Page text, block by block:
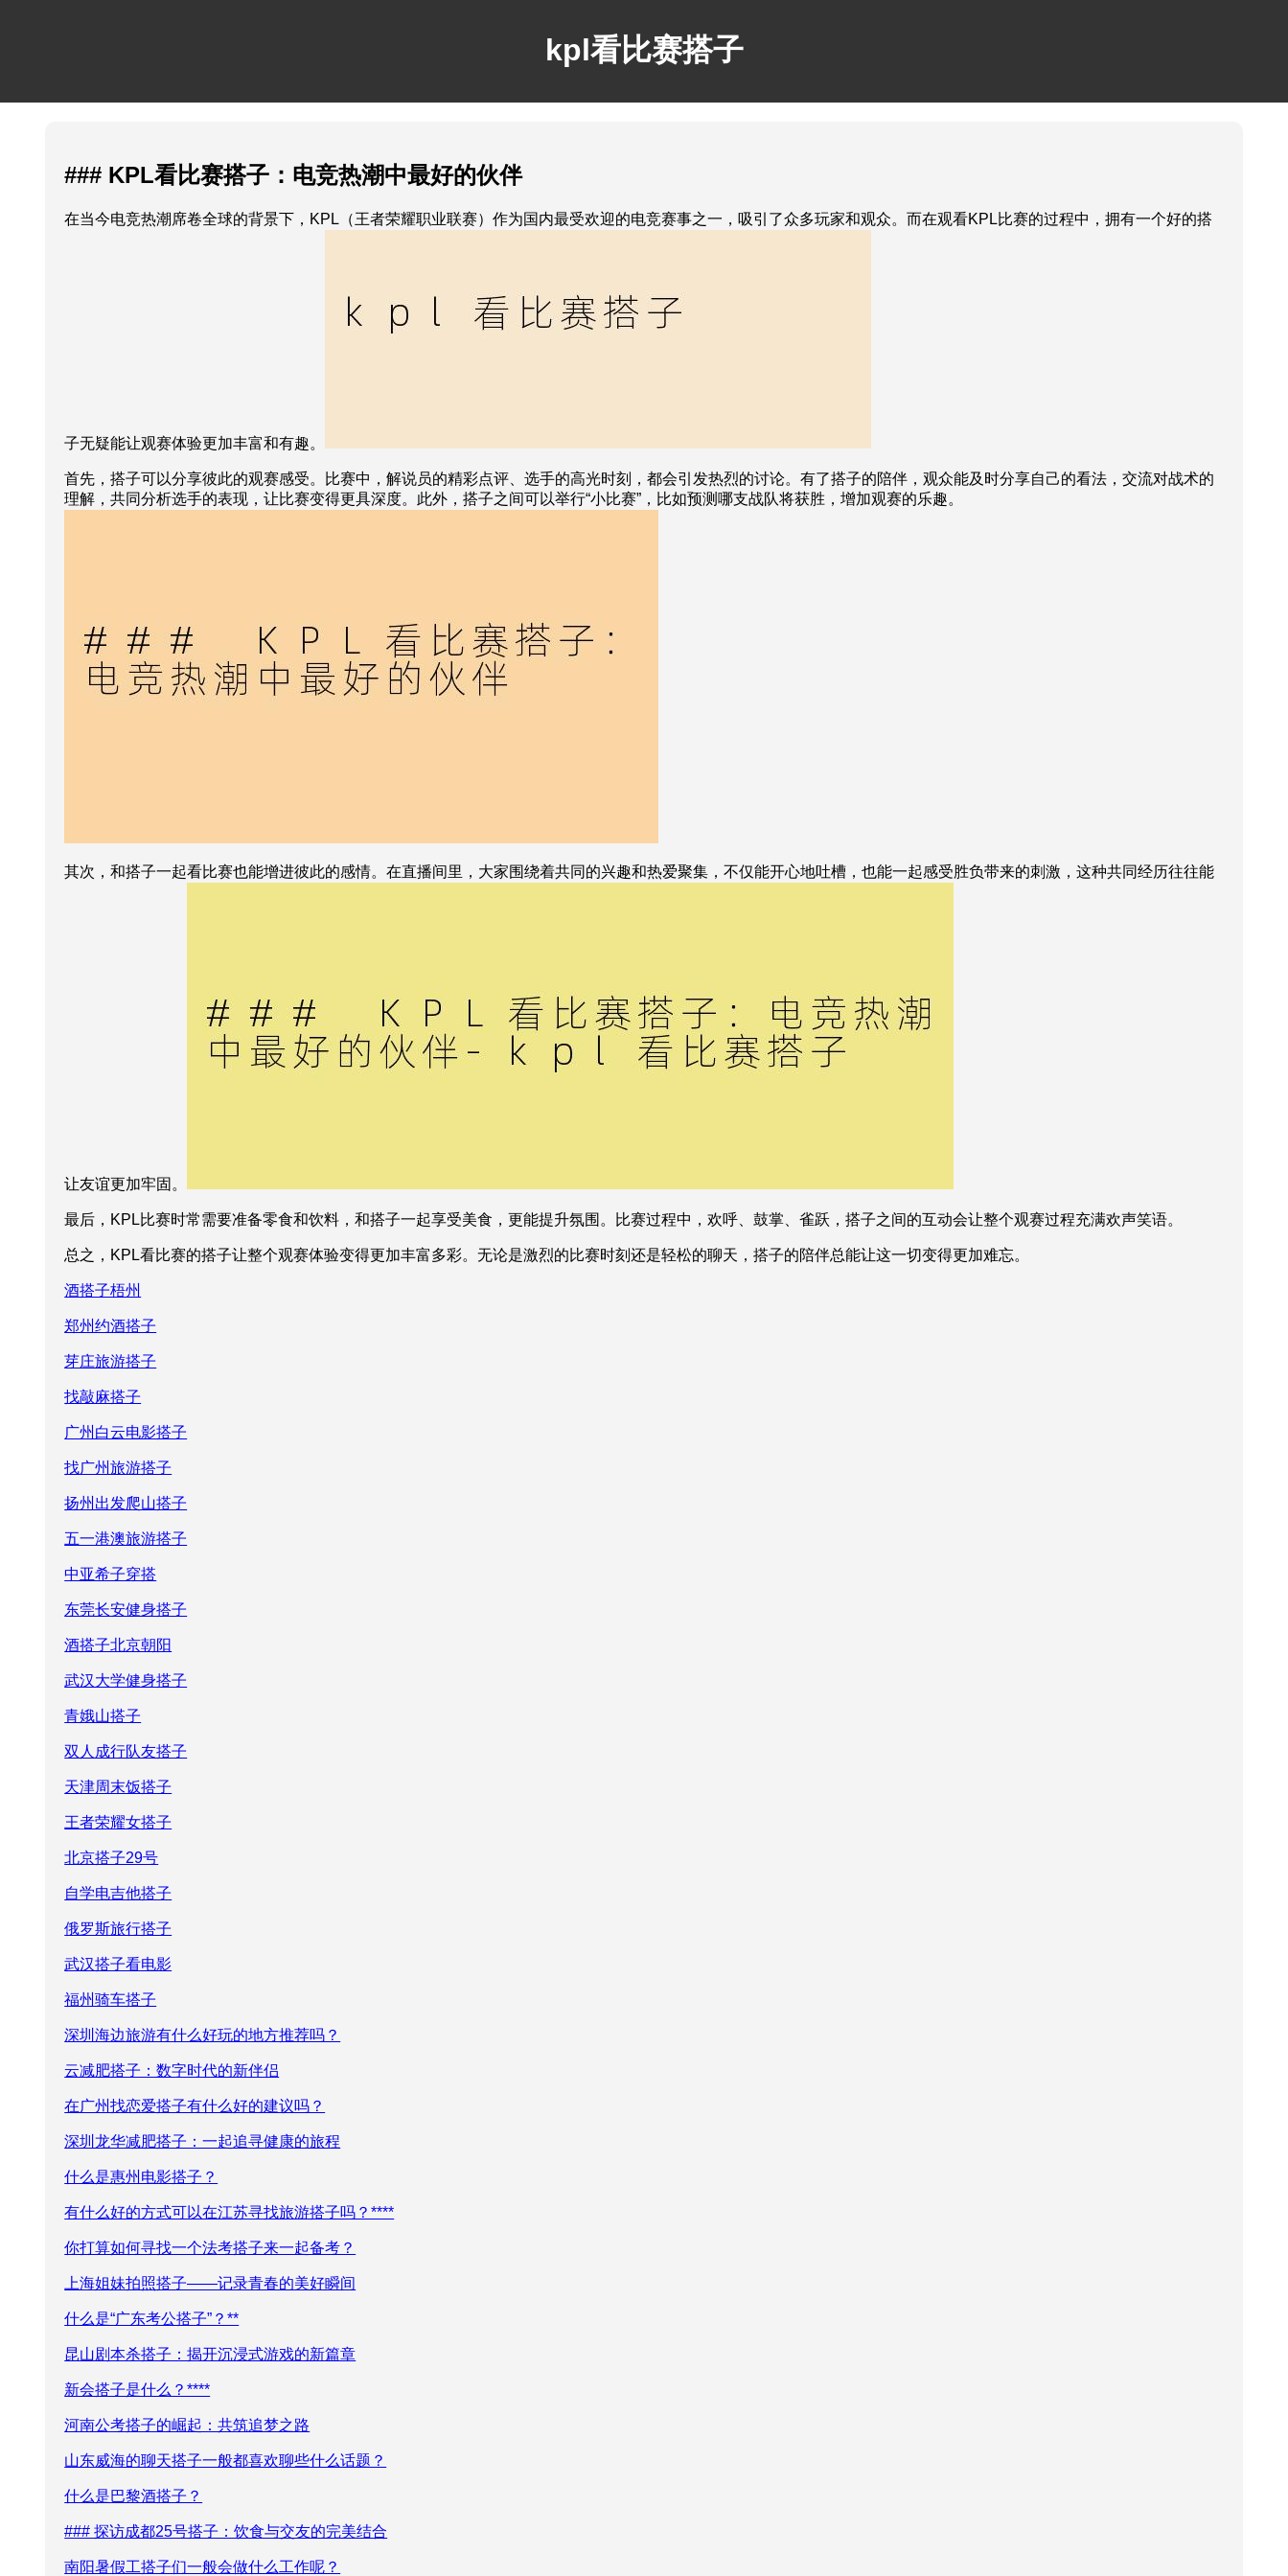
kpl看比赛搭子
### KPL看比赛搭子：电竞热潮中最好的伙伴
在当今电竞热潮席卷全球的背景下，KPL（王者荣耀职业联赛）作为国内最受欢迎的电竞赛事之一，吸引了众多玩家和观众。而在观看KPL比赛的过程中，拥有一个好的搭
子无疑能让观赛体验更加丰富和有趣。
首先，搭子可以分享彼此的观赛感受。比赛中，解说员的精彩点评、选手的高光时刻，都会引发热烈的讨论。有了搭子的陪伴，观众能及时分享自己的看法，交流对战术的
理解，共同分析选手的表现，让比赛变得更具深度。此外，搭子之间可以举行“小比赛”，比如预测哪支战队将获胜，增加观赛的乐趣。
其次，和搭子一起看比赛也能增进彼此的感情。在直播间里，大家围绕着共同的兴趣和热爱聚集，不仅能开心地吐槽，也能一起感受胜负带来的刺激，这种共同经历往往能
让友谊更加牢固。
最后，KPL比赛时常需要准备零食和饮料，和搭子一起享受美食，更能提升氛围。比赛过程中，欢呼、鼓掌、雀跃，搭子之间的互动会让整个观赛过程充满欢声笑语。
总之，KPL看比赛的搭子让整个观赛体验变得更加丰富多彩。无论是激烈的比赛时刻还是轻松的聊天，搭子的陪伴总能让这一切变得更加难忘。
酒搭子梧州
郑州约酒搭子
芽庄旅游搭子
找敲麻搭子
广州白云电影搭子
找广州旅游搭子
扬州出发爬山搭子
五一港澳旅游搭子
中亚希子穿搭
东莞长安健身搭子
酒搭子北京朝阳
武汉大学健身搭子
青娥山搭子
双人成行队友搭子
天津周末饭搭子
王者荣耀女搭子
北京搭子29号
自学电吉他搭子
俄罗斯旅行搭子
武汉搭子看电影
福州骑车搭子
深圳海边旅游有什么好玩的地方推荐吗？
云减肥搭子：数字时代的新伴侣
在广州找恋爱搭子有什么好的建议吗？
深圳龙华减肥搭子：一起追寻健康的旅程
什么是惠州电影搭子？
有什么好的方式可以在江苏寻找旅游搭子吗？****
你打算如何寻找一个法考搭子来一起备考？
上海姐妹拍照搭子——记录青春的美好瞬间
什么是“广东考公搭子”？**
昆山剧本杀搭子：揭开沉浸式游戏的新篇章
新会搭子是什么？****
河南公考搭子的崛起：共筑追梦之路
山东威海的聊天搭子一般都喜欢聊些什么话题？
什么是巴黎酒搭子？
### 探访成都25号搭子：饮食与交友的完美结合
南阳暑假工搭子们一般会做什么工作呢？